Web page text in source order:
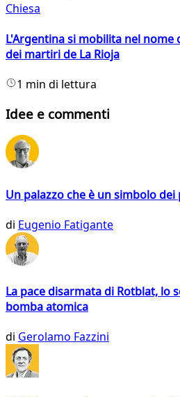
Chiesa
L'Argentina si mobilita nel nome
dei martiri de La Rioja
1 min di lettura
Idee e commenti
Un palazzo che è un simbolo
di Eugenio Fatigante
La pace disarmata di Rotblat, lo
bomba atomica
di Gerolamo Fazzini